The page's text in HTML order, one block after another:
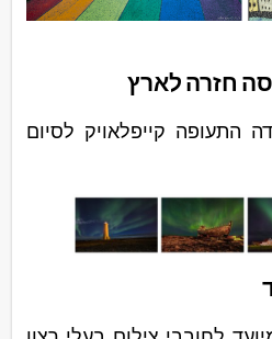
התעופה קייפלאויק לסיום